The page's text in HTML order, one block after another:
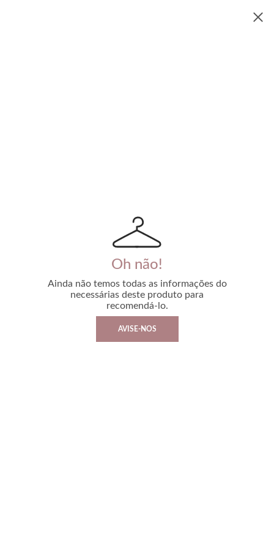
Oh não!
Ainda não temos todas as informações do
necessárias deste produto para
recomendá-lo.
AVISE-NOS